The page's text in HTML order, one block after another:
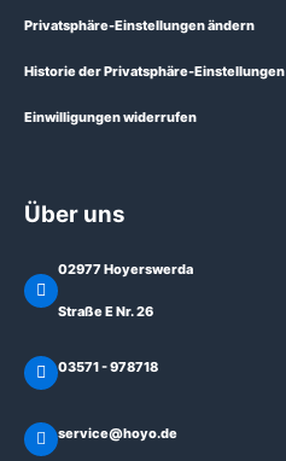
Privatsphäre-Einstellungen ändern
Historie der Privatsphäre-Einstellungen
Einwilligungen widerrufen
Über uns
02977 Hoyerswerda
Straße E Nr. 26
03571 - 978718
service@hoyo.de